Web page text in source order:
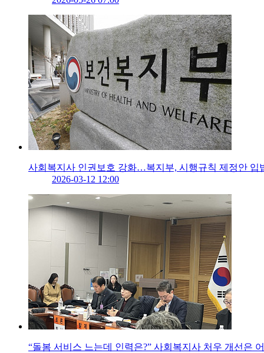
사회복지사 인권보호 강화…복지부, 시행규칙 제정안 입
2026-03-12 12:00
“돌봄 서비스 느는데 인력은?” 사회복지사 처우 개선은